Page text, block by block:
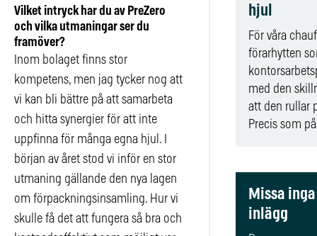
Vilket intryck har du av PreZero
och vilka utmaningar ser du
framöver?
Inom bolaget finns stor
kompetens, men jag tycker nog att
vi kan bli bättre på att samarbeta
och hitta synergier för att inte
uppfinna för många egna hjul. I
början av året stod vi inför en stor
utmaning gällande den nya lagen
om förpackningsinsamling. Hur vi
skulle få det att fungera så bra och
hjul
För våra
förarhytten
med den
att den rullar
Precis som
Missa inga
inlägg